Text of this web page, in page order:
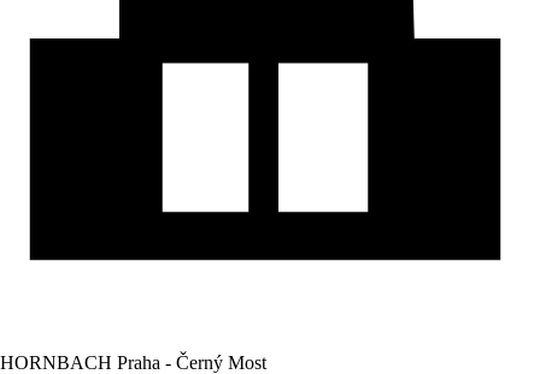
HORNBACH Praha - Černý Most